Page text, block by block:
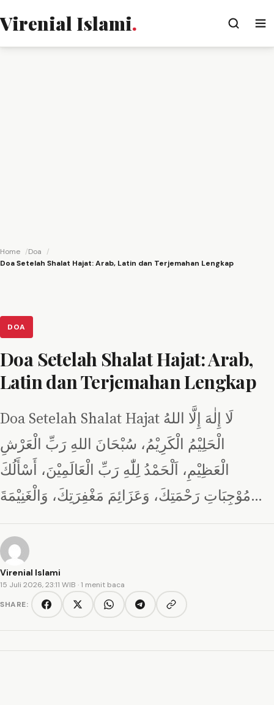
Virenial Islami.
Home
Doa
Doa Setelah Shalat Hajat: Arab, Latin dan Terjemahan Lengkap
DOA
Doa Setelah Shalat Hajat: Arab,
Latin dan Terjemahan Lengkap
Doa Setelah Shalat Hajat لَا إِلٰهَ إِلَّا اللهُ
الْحَلِيْمُ الْكَرِيْمُ، سُبْحَانَ اللهِ رَبِّ الْعَرْشِ
الْعَظِيْمِ، اَلْحَمْدُ لِلّٰهِ رَبِّ الْعَالَمِيْنَ، أَسْأَلُكَ
مُوْجِبَاتِ رَحْمَتِكَ، وَعَزَائِمَ مَغْفِرَتِكَ، وَالْغَنِيْمَةَ…
Virenial Islami
15 Juli 2026, 23:11 WIB · 1 menit baca
SHARE:
FacebookTwitter/XWhatsAppTelegramCopy link